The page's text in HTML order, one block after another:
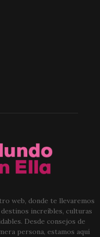
web, donde te llevaremos
increíbles, culturas
Desde consejos de
persona, estamos aquí